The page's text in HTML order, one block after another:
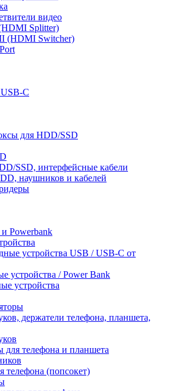
видео
Splitter)
(HDMI Switcher)
C
для HDD/SSD
SSD, интерфейсные кабели
наушников и кабелей
и Powerbank
устройства USB / USB-C от
устройства / Power Bank
устройства
держатели телефона, планшета,
телефона и планшета
телефона (попсокет)